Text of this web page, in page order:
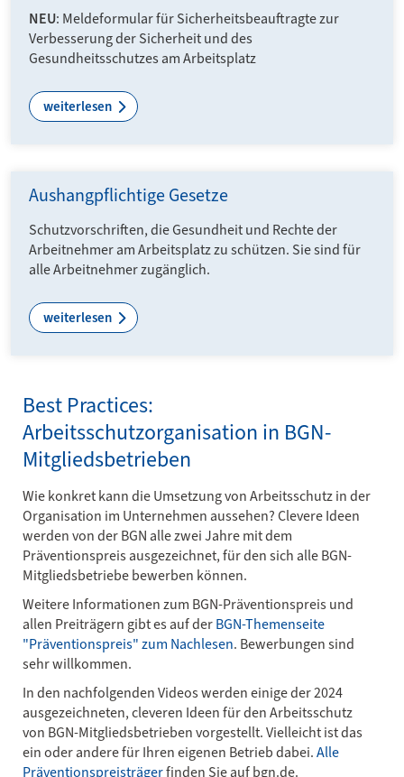
NEU: Meldeformular für Sicherheitsbeauftragte zur
Verbesserung der Sicherheit und des
Gesundheitsschutzes am Arbeitsplatz
weiterlesen
Aushangpflichtige Gesetze
Schutzvorschriften, die Gesundheit und Rechte der
Arbeitnehmer am Arbeitsplatz zu schützen. Sie sind für
alle Arbeitnehmer zugänglich.
weiterlesen
Best Practices:
Arbeitsschutzorganisation in BGN-
Mitgliedsbetrieben
Wie konkret kann die Umsetzung von Arbeitsschutz in der
Organisation im Unternehmen aussehen? Clevere Ideen
werden von der BGN alle zwei Jahre mit dem
Präventionspreis ausgezeichnet, für den sich alle BGN-
Mitgliedsbetriebe bewerben können.
Weitere Informationen zum BGN-Präventionspreis und
allen Preiträgern gibt es auf derBGN-Themenseite
"Präventionspreis" zum Nachlesen. Bewerbungen sind
sehr willkommen.
In den nachfolgenden Videos werden einige der 2024
ausgezeichneten, cleveren Ideen für den Arbeitsschutz
von BGN-Mitgliedsbetrieben vorgestellt. Vielleicht ist das
ein oder andere für Ihren eigenen Betrieb dabei.Alle
Präventionspreisträgerfinden Sie auf bgn.de.